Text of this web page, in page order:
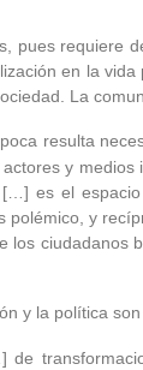
pues requiere
en la
La
resulta
y
es el
y
ciudadanos
y la política